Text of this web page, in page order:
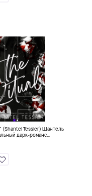
(Shantel Tessier) Шантель
дарк-романс